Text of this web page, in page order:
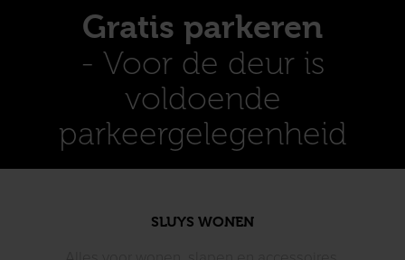
Gratis parkeren
- Voor de deur is
voldoende
parkeergelegenheid
SLUYS WONEN